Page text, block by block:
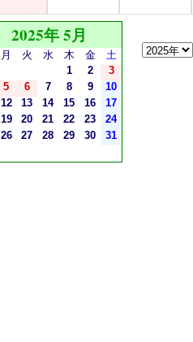
2025年 5月
月 火 水 木 金
土
1
2
3
5 6 7 8 9
10
12 13 14 15 16
17
19 20 21 22 23
24
26 27 28 29 30 31